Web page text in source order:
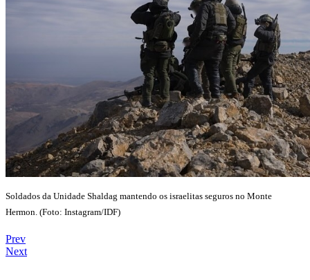
Soldados da Unidade Shaldag mantendo os israelitas seguros no Monte
Hermon. (Foto: Instagram/IDF)
Prev
Next